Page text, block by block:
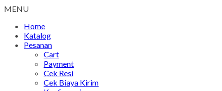
MENU
Home
Katalog
Pesanan
Cart
Payment
Cek Resi
Cek Biaya Kirim